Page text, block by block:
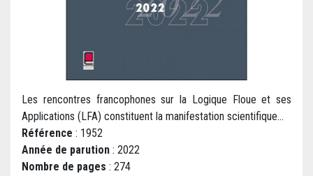
Les rencontres francophones sur la Logique Floue et ses
Applications (LFA) constituent la manifestation scientifique...
Référence : 1952
Année de parution : 2022
Nombre de pages : 274